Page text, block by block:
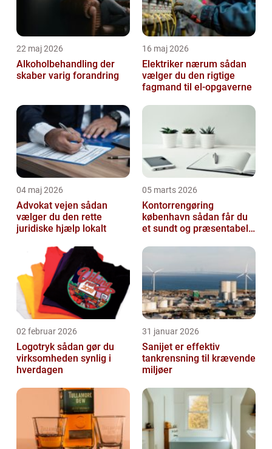
22 maj 2026
Alkoholbehandling der
skaber varig forandring
16 maj 2026
Elektriker nærum sådan
vælger du den rigtige
fagmand til el-opgaverne
04 maj 2026
Advokat vejen sådan
vælger du den rette
juridiske hjælp lokalt
05 marts 2026
Kontorrengøring
københavn sådan får du
et sundt og præsentabelt
02 februar 2026
Logotryk sådan gør du
virksomheden synlig i
hverdagen
31 januar 2026
Sanijet er effektiv
tankrensning til krævende
miljøer